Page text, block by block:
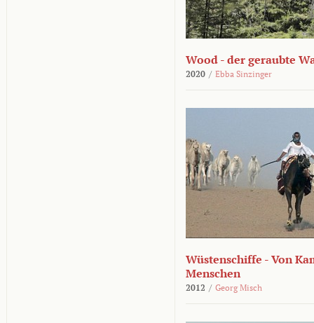
Wood - der geraubte
2020 / Ebba Sinzinger
Wüstenschiffe - Von
Menschen
2012 / Georg Misch